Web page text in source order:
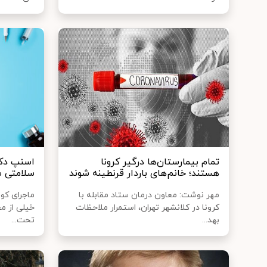
تمام بیمارستان‌ها درگیر کرونا
هستند؛ خانم‌های باردار قرنطینه شوند
مهر نوشت: معاون درمان ستاد مقابله با
کرونا در کلانشهر تهران، استمرار ملاحظات
بهد...
اسنپ‌
سلامتی
خیلی از
تحت...